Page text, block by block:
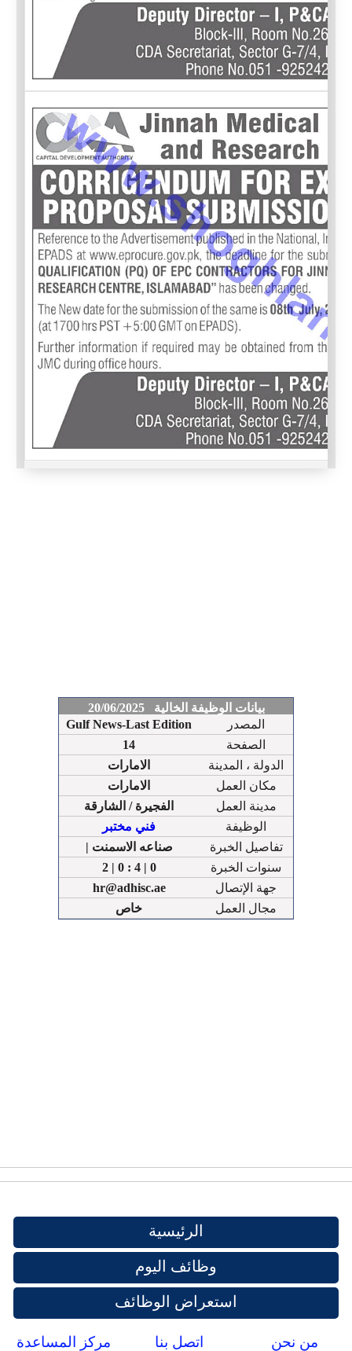
بيانات الوظيفة الخالية 20/06/2025
Gulf News-Last Edition
المصدر
14
الصفحة
الامارات
الدولة ، المدينة
الامارات
مكان العمل
الفجيرة / الشارقة
مدينة العمل
فني مختبر
الوظيفة
| صناعه الاسمنت
تفاصيل الخبرة
2 | 0 : 4 | 0
سنوات الخبرة
hr@adhisc.ae
جهة الإتصال
خاص
مجال العمل
الرئيسية
وظائف اليوم
استعراض الوظائف
من نحن اتصل بنا مركز المساعدة